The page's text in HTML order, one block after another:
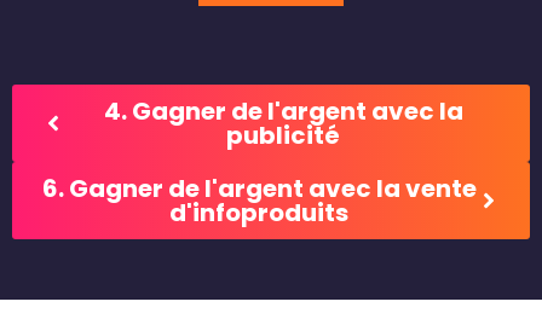
4. Gagner de l'argent avec la
publicité
6. Gagner de l'argent avec la vente
d'infoproduits